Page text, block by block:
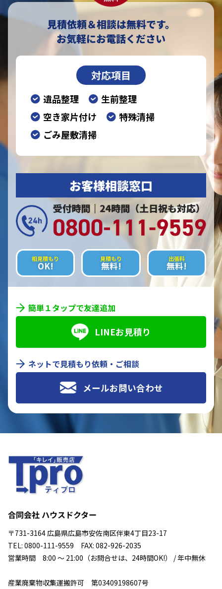
見積依頼＆相談は無料です。
お気軽にお電話ください
対応項目
遺品整理
生前整理
空き家片付け
特殊清掃
ごみ屋敷清掃
お客様相談窓口
相見積もり
OK!
見積もり
無料!
出張料
無料!
簡単１タップで友達追加
LINEお見積り
ネットで見積もり依頼・ご相談
メールお問い合わせ
合同会社 ハウスドクター
〒731-3164 広島県広島市安佐南区伴東4丁目23-17
TEL: 0800-111-9559 FAX: 082-926-2035
営業時間 8:00 ～ 21:00（お問合せは、24時間OK!） / 年中無休
産業廃棄物収集運搬許可 第03409198607号